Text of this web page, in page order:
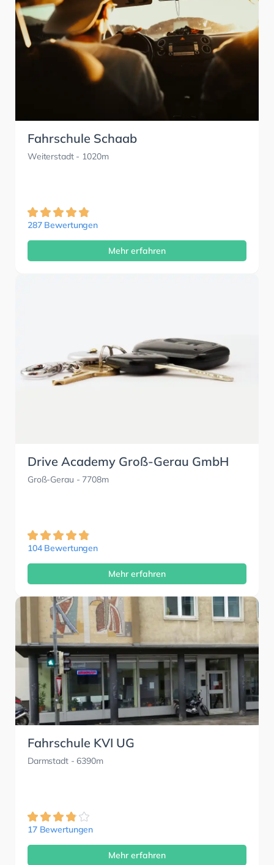
Fahrschule Schaab
Weiterstadt- 1020m
287 Bewertungen
Mehr erfahren
Drive Academy Groß-Gerau GmbH
Groß-Gerau - 7708m
104 Bewertungen
Mehr erfahren
Fahrschule KVI UG
Darmstadt- 6390m
17 Bewertungen
Mehr erfahren